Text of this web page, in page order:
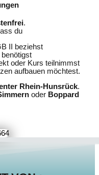
.
du
II beziehst
benötigst
oder Kurs teilnimmst
aufbauen möchtest.
Rhein-Hunsrück.
oder Boppard